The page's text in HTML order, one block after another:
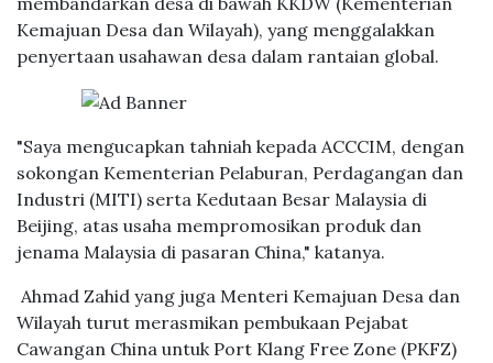
Kemajuan Desa dan Wilayah), yang menggalakkan
penyertaan usahawan desa dalam rantaian global.
"Saya mengucapkan tahniah kepada ACCCIM, dengan
sokongan Kementerian Pelaburan, Perdagangan dan
Industri (MITI) serta Kedutaan Besar Malaysia di
Beijing, atas usaha mempromosikan produk dan
jenama Malaysia di pasaran China," katanya.
Ahmad Zahid yang juga Menteri Kemajuan Desa dan
Wilayah turut merasmikan pembukaan Pejabat
Cawangan China untuk Port Klang Free Zone (PKFZ)